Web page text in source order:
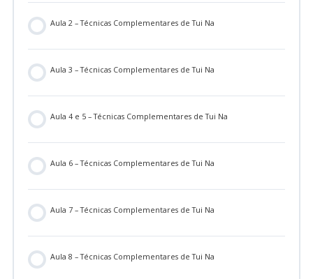
Aula 2 – Técnicas Complementares de Tui Na
Aula 3 – Técnicas Complementares de Tui Na
Aula 4 e 5 – Técnicas Complementares de Tui Na
Aula 6 – Técnicas Complementares de Tui Na
Aula 7 – Técnicas Complementares de Tui Na
Aula 8 – Técnicas Complementares de Tui Na